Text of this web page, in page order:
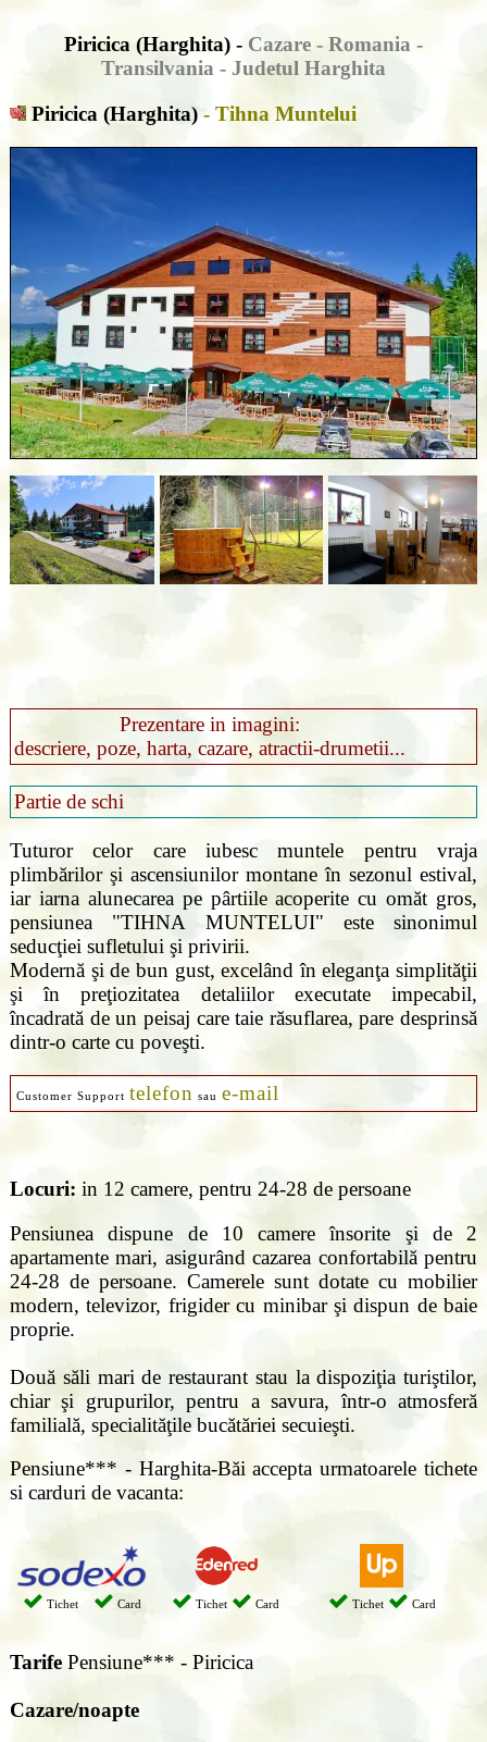
Piricica (Harghita) - Cazare - Romania -
Transilvania - Judetul Harghita
Piricica (Harghita) - Tihna Muntelui
Prezentare in imagini:
descriere, poze, harta, cazare, atractii-drumetii...
Partie de schi
Tuturor celor care iubesc muntele pentru vraja
plimbărilor şi ascensiunilor montane în sezonul estival,
iar iarna alunecarea pe pârtiile acoperite cu omăt gros,
pensiunea "TIHNA MUNTELUI" este sinonimul
seducţiei sufletului şi privirii.
Modernă şi de bun gust, excelând în eleganţa simplităţii
şi în preţiozitatea detaliilor executate impecabil,
încadrată de un peisaj care taie răsuflarea, pare desprinsă
dintr-o carte cu poveşti.
Customer Support telefon sau e-mail
Locuri: in 12 camere, pentru 24-28 de persoane
Pensiunea dispune de 10 camere însorite şi de 2
apartamente mari, asigurând cazarea confortabilă pentru
24-28 de persoane. Camerele sunt dotate cu mobilier
modern, televizor, frigider cu minibar şi dispun de baie
proprie.
Două săli mari de restaurant stau la dispoziţia turiştilor,
chiar şi grupurilor, pentru a savura, într-o atmosferă
familială, specialităţile bucătăriei secuieşti.
Pensiune*** - Harghita-Băi accepta urmatoarele tichete
si carduri de vacanta:
Tichet Card Tichet Card Tichet Card
Tarife Pensiune*** - Piricica
Cazare/noapte